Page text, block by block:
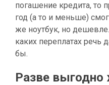
погашение кредита, то
год (а то и меньше)
же ноутбук, но
каких переплатах речь
бы.
Разве выгодно